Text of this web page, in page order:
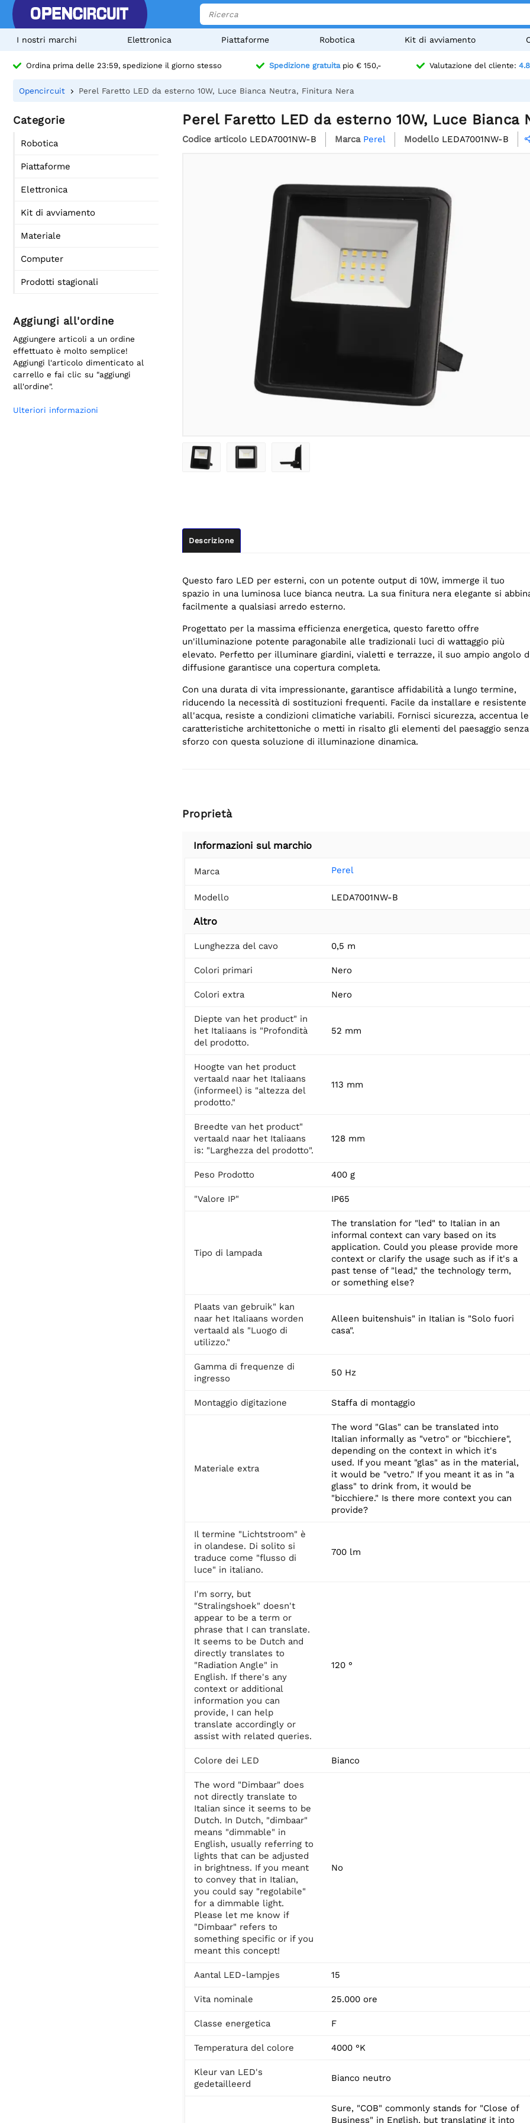
I nostri marchi Elettronica Piattaforme Robotica Kit di avviamento
Ordina prima delle 23:59, spedizione il giorno stesso Spedizione gratuitapio € 150,- Valutazione del cliente: 4.8
Opencircuit Perel Faretto LED da esterno 10W, Luce Bianca Neutra, Finitura Nera
Categorie
Robotica
Piattaforme
Elettronica
Kit di avviamento
Materiale
Computer
Prodotti stagionali
Aggiungi all'ordine
Aggiungere articoli a un ordine
effettuato è molto semplice!
Aggiungi l'articolo dimenticato al
carrello e fai clic su "aggiungi
all'ordine".
Ulteriori informazioni
Perel Faretto LED da esterno 10W, Luce
Codice articolo LEDA7001NW-B Marca Perel Modello LEDA7001NW-B
Descrizione
Questo faro LED per esterni, con un potente output di 10W, immerge il tuo
spazio in una luminosa luce bianca neutra. La sua finitura nera elegante si
facilmente a qualsiasi arredo esterno.
Progettato per la massima efficienza energetica, questo faretto offre
un'illuminazione potente paragonabile alle tradizionali luci di wattaggio più
elevato. Perfetto per illuminare giardini, vialetti e terrazze, il suo ampio angolo
diffusione garantisce una copertura completa.
Con una durata di vita impressionante, garantisce affidabilità a lungo termine,
riducendo la necessità di sostituzioni frequenti. Facile da installare e resistente
all'acqua, resiste a condizioni climatiche variabili. Fornisci sicurezza, accentua le
caratteristiche architettoniche o metti in risalto gli elementi del paesaggio senza
sforzo con questa soluzione di illuminazione dinamica.
Proprietà
Informazioni sul marchio
Marca Perel
Modello LEDA7001NW-B
Altro
Lunghezza del cavo 0,5 m
Colori primari Nero
Colori extra Nero
Diepte van het product" in
het Italiaans is "Profondità
del prodotto.
52 mm
Hoogte van het product
vertaald naar het Italiaans
(informeel) is "altezza del
prodotto."
113 mm
Breedte van het product"
vertaald naar het Italiaans
is: "Larghezza del prodotto".
128 mm
Peso Prodotto 400 g
"Valore IP" IP65
Tipo di lampada
The translation for "led" to Italian in an
informal context can vary based on its
application. Could you please provide more
context or clarify the usage such as if it's a
past tense of "lead," the technology term,
or something else?
Plaats van gebruik" kan
naar het Italiaans worden
vertaald als "Luogo di
utilizzo."
Alleen buitenshuis" in Italian is "Solo fuori
casa".
Gamma di frequenze di
ingresso
50 Hz
Montaggio digitazione Staffa di montaggio
Materiale extra
The word "Glas" can be translated into
Italian informally as "vetro" or "bicchiere",
depending on the context in which it's
used. If you meant "glas" as in the material,
it would be "vetro." If you meant it as in "a
glass" to drink from, it would be
"bicchiere." Is there more context you can
provide?
Il termine "Lichtstroom" è
in olandese. Di solito si
traduce come "flusso di
luce" in italiano.
700 lm
I'm sorry, but
"Stralingshoek" doesn't
appear to be a term or
phrase that I can translate.
It seems to be Dutch and
directly translates to
"Radiation Angle" in
English. If there's any
context or additional
information you can
provide, I can help
translate accordingly or
assist with related queries.
120 °
Colore dei LED Bianco
The word "Dimbaar" does
not directly translate to
Italian since it seems to be
Dutch. In Dutch, "dimbaar"
means "dimmable" in
English, usually referring to
lights that can be adjusted
in brightness. If you meant
to convey that in Italian,
you could say "regolabile"
for a dimmable light.
Please let me know if
"Dimbaar" refers to
something specific or if you
meant this concept!
No
Aantal LED-lampjes 15
Vita nominale 25.000 ore
Classe energetica F
Temperatura del colore 4000 °K
Kleur van LED's
gedetailleerd
Bianco neutro
Sure, "COB" commonly stands for "Close of
Business" in English, but translating it into